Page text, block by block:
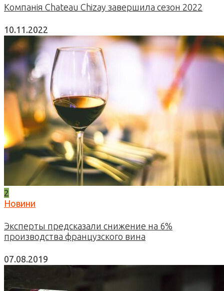
Компанія Chateau Chizay завершила сезон 2022
10.11.2022
2
Новини
Эксперты предсказали снижение на 6%
производства французского вина
07.08.2019